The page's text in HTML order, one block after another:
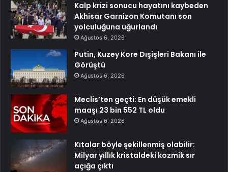
Kalp krizi sonucu hayatını kaybeden
Akhisar Garnizon Komutanı son
yolculuğuna uğurlandı
Ağustos 6, 2026
Putin, Kuzey Kore Dışişleri Bakanı ile
Görüştü
Ağustos 6, 2026
Meclis’ten geçti: En düşük emekli
maaşı 23 bin 552 TL oldu
Ağustos 6, 2026
Kıtalar böyle şekillenmiş olabilir:
Milyar yıllık kristaldeki kozmik sır
açığa çıktı